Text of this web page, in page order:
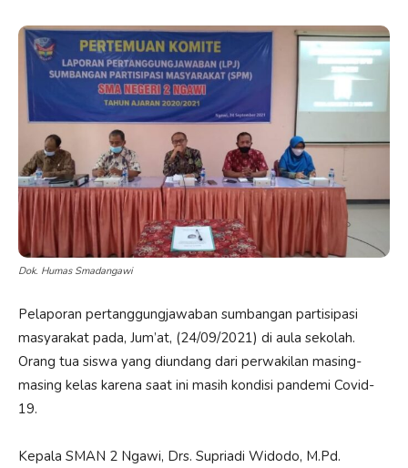
Dok. Humas Smadangawi
Pelaporan pertanggungjawaban sumbangan partisipasi
masyarakat pada, Jum’at, (24/09/2021) di aula sekolah.
Orang tua siswa yang diundang dari perwakilan masing-
masing kelas karena saat ini masih kondisi pandemi Covid-
19.
Kepala SMAN 2 Ngawi, Drs. Supriadi Widodo, M.Pd.